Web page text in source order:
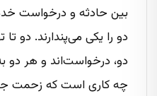
بین حادثه و درخواست
دو را یکی می‌پندارند. دو
دو، درخواست‌اند و هر
چه کاری است که زحمت